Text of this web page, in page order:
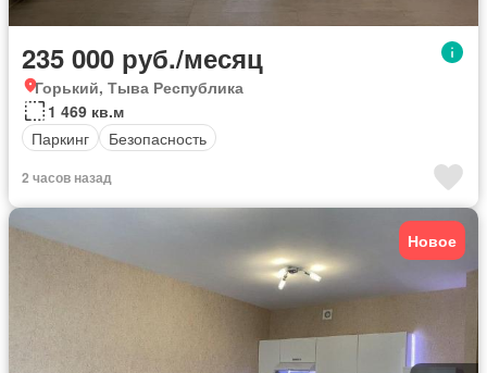
235 000 руб./месяц
Горький, Тыва Республика
1 469 кв.м
Паркинг
Безопасность
2 часов назад
Новое